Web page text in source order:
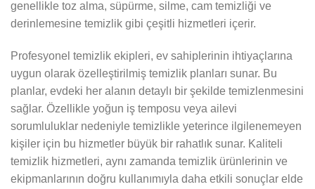
genellikle toz alma, süpürme, silme, cam temizliği ve
derinlemesine temizlik gibi çeşitli hizmetleri içerir.
Profesyonel temizlik ekipleri, ev sahiplerinin ihtiyaçlarına
uygun olarak özelleştirilmiş temizlik planları sunar. Bu
planlar, evdeki her alanın detaylı bir şekilde temizlenmesini
sağlar. Özellikle yoğun iş temposu veya ailevi
sorumluluklar nedeniyle temizlikle yeterince ilgilenemeyen
kişiler için bu hizmetler büyük bir rahatlık sunar. Kaliteli
temizlik hizmetleri, aynı zamanda temizlik ürünlerinin ve
ekipmanlarının doğru kullanımıyla daha etkili sonuçlar elde